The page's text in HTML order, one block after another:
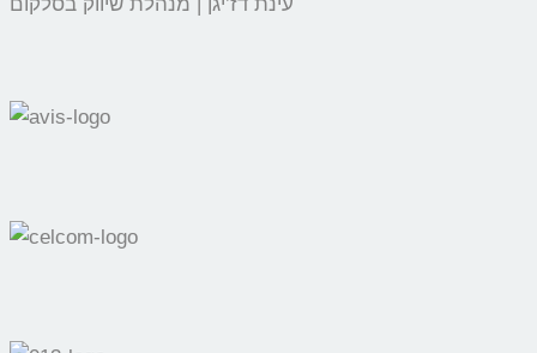
עינת דז’יגן | מנהלת שיווק בסלקום